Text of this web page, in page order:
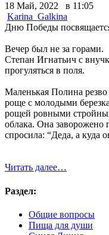
18 Май, 2022 в 11:05
Karina_Galkina
Дню Победы
Вечер был не за горами.
Степан Игнатьич с
прогуляться в поля.
Маленькая Полина
роще с молодыми
рощей ровными
облака. Она заворожено
спросила: “Деда, а куда
Читать далее…
Раздел:
Общие вопросы
Пища для души